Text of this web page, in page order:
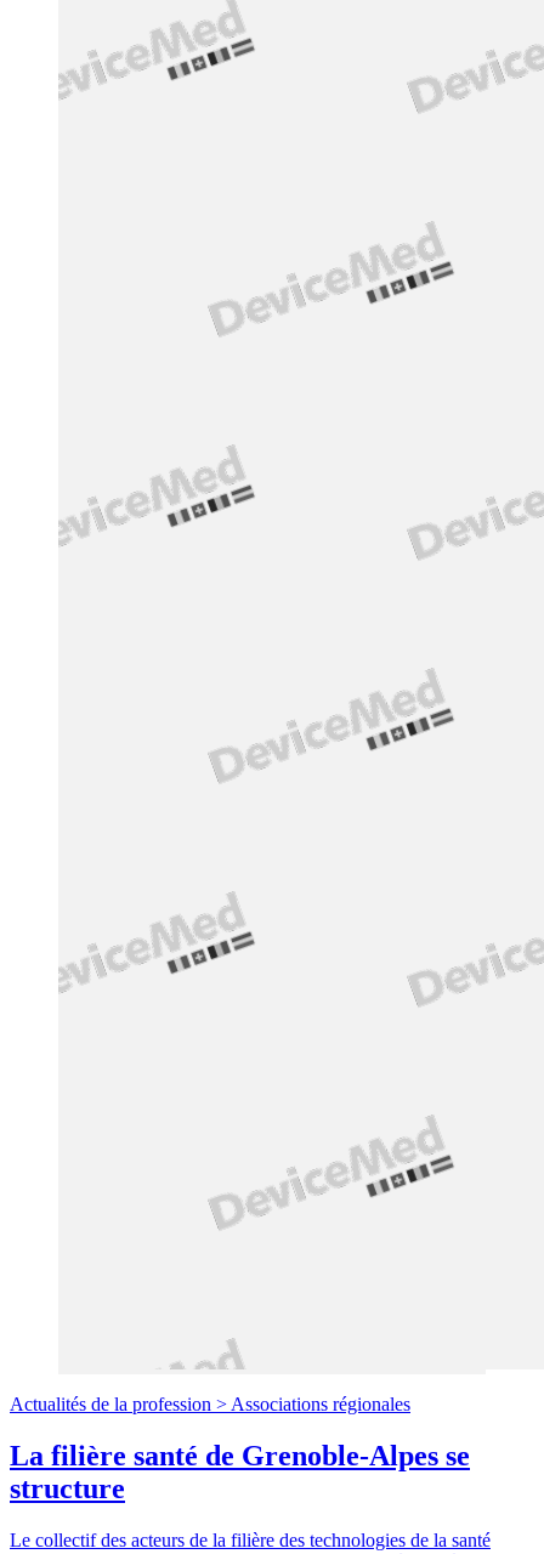
Actualités de la profession > Associations régionales
La filière santé de Grenoble-Alpes se
structure
Le collectif des acteurs de la filière des technologies de la santé